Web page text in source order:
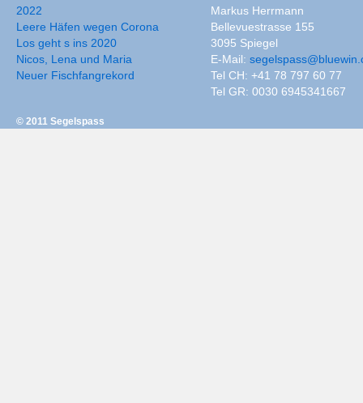
2022
Leere Häfen wegen Corona
Los geht s ins 2020
Nicos, Lena und Maria
Neuer Fischfangrekord
Markus Herrmann
Bellevuestrasse 155
3095 Spiegel
E-Mail:
Tel CH: +41 78 797 60 77
Tel GR: 0030 6945341667
© 2011 Segelspass